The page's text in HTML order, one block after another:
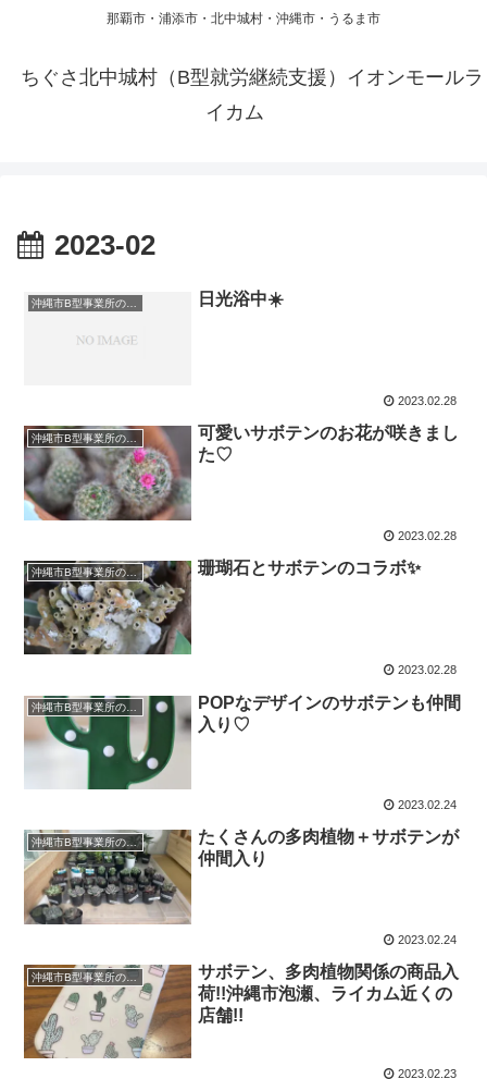
那覇市・浦添市・北中城村・沖縄市・うるま市
ちぐさ北中城村（B型就労継続支援）イオンモールラ
イカム
2023-02
沖縄市B型事業所のお仕事 日光浴中☀️
2023.02.28
沖縄市B型事業所のお仕事
可愛いサボテンのお花が咲きまし
た♡
2023.02.28
沖縄市B型事業所のお仕事 珊瑚石とサボテンのコラボ✨
2023.02.28
沖縄市B型事業所のお仕事
POPなデザインのサボテンも仲間
入り♡
2023.02.24
沖縄市B型事業所のお仕事
たくさんの多肉植物＋サボテンが
仲間入り
2023.02.24
沖縄市B型事業所のお仕事
サボテン、多肉植物関係の商品入
荷!!沖縄市泡瀬、ライカム近くの
店舗!!
2023.02.23